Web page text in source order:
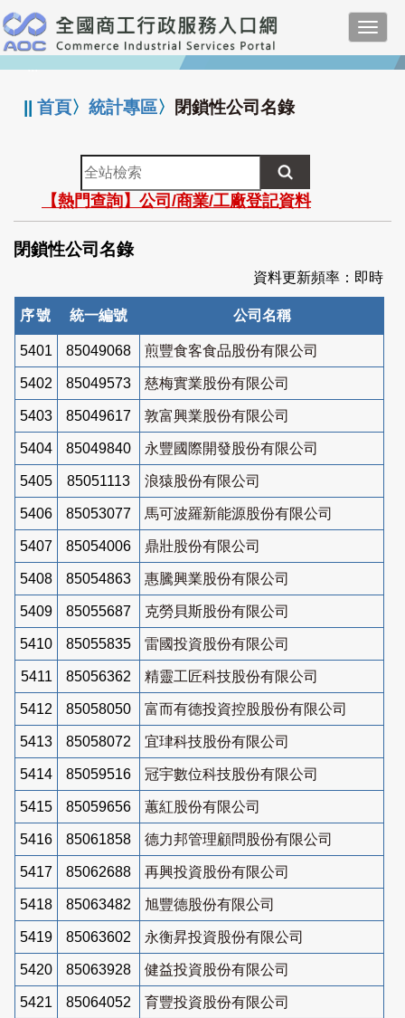
跳
到
主
要
:::
||首頁〉統計專區〉 閉鎖性公司名錄
全
站
檢
索
【熱門查詢】公司/商業/工廠登記資料
閉鎖性公司名錄
資料更新頻率：即時
序號 統一編號 公司名稱
5401 85049068 煎豐食客食品股份有限公司
5402 85049573 慈梅實業股份有限公司
5403 85049617 敦富興業股份有限公司
5404 85049840 永豐國際開發股份有限公司
5405 85051113 浪猿股份有限公司
5406 85053077 馬可波羅新能源股份有限公司
5407 85054006 鼎壯股份有限公司
5408 85054863 惠騰興業股份有限公司
5409 85055687 克勞貝斯股份有限公司
5410 85055835 雷國投資股份有限公司
5411 85056362 精靈工匠科技股份有限公司
5412 85058050 富而有德投資控股股份有限公司
5413 85058072 宜珒科技股份有限公司
5414 85059516 冠宇數位科技股份有限公司
5415 85059656 蕙紅股份有限公司
5416 85061858 德力邦管理顧問股份有限公司
5417 85062688 再興投資股份有限公司
5418 85063482 旭豐德股份有限公司
5419 85063602 永衡昇投資股份有限公司
5420 85063928 健益投資股份有限公司
5421 85064052 育豐投資股份有限公司